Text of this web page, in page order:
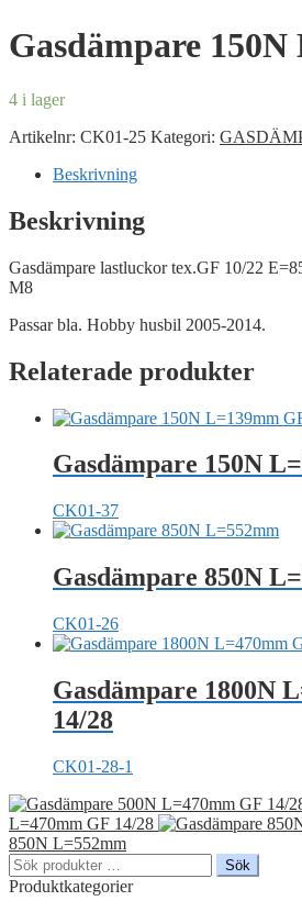
Gasdämpare
4 i lager
Artikelnr: CK01-25 Kategori:
Beskrivning
Beskrivning
Gasdämpare lastluckor tex.GF 10/22
M8
Passar bla. Hobby husbil 2005-2014.
Relaterade produkter
Gasdämpare 150N
CK01-37
Gasdämpare 850N
CK01-26
Gasdämpare 1800N
14/28
CK01-28-1
L=470mm GF 14/28
850N L=552mm
Sök
efter:
Sök
Produktkategorier